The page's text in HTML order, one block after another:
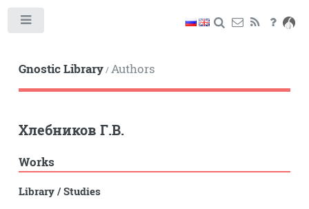
Gnostic Library/Authors
Хлебников Г.В.
Works
Library/Studies